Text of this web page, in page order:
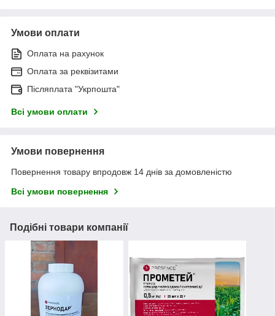
Умови оплати
Оплата на рахунок
Оплата за реквізитами
Післяплата "Укрпошта"
Всі умови оплати
Умови повернення
Повернення товару впродовж 14 днів за домовленістю
Всі умови повернення
Подібні товари компанії